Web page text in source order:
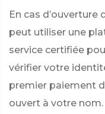
En cas
peut utiliser une
service certifiée
vérifier votre
premier paiement
ouvert à votre nom.